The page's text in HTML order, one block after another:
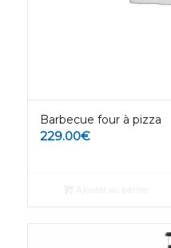
Barbecue four à pizza
229.00€